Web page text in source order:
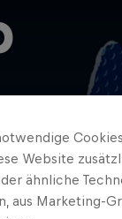
Website
ähnliche
aus Marketing-